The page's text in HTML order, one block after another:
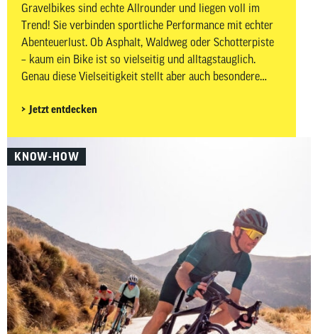
Gravelbikes sind echte Allrounder und liegen voll im
Trend! Sie verbinden sportliche Performance mit echter
Abenteuerlust. Ob Asphalt, Waldweg oder Schotterpiste
– kaum ein Bike ist so vielseitig und alltagstauglich.
Genau diese Vielseitigkeit stellt aber auch besondere
Untergründen, bei längeren Distanzen und abseits
welches Gravelbike-Zubehör wirklich sinnvoll ist –
Jetzt entdecken
KNOW-HOW